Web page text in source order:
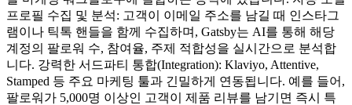
프로필 수집 및 분석: 고객이 이메일 주소를 남길 때 인스타그
램이나 틱톡 핸들을 함께 수집하며, Gatsby는 AI를 통해 해당
계정의 팔로워 수, 참여율, 주제 적합성을 실시간으로 분석합
니다. 강력한 서드파티 통합(Integration): Klaviyo, Attentive,
Stamped 등 주요 마케팅 툴과 긴밀하게 연동됩니다. 예를 들어,
팔로워가 5,000명 이상인 고객이 제품 리뷰를 남기면 즉시 특